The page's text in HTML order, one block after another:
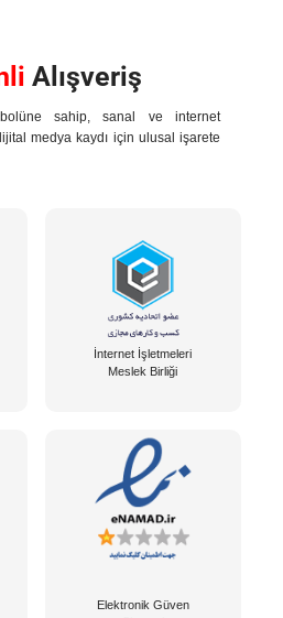
Alışveriş
sahip, sanal ve internet
medya kaydı için ulusal işarete
İnternet İşletmeleri
Meslek Birliği
Elektronik Güven